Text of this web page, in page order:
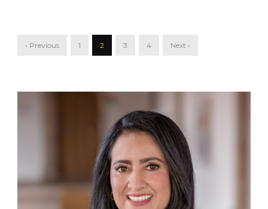
‹ Previous 1 2 3 4 Next ›